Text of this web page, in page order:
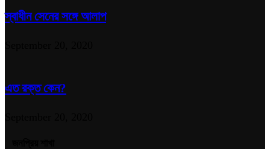
স্বাধীন সেনের সঙ্গে আলাপ
এত রক্ত কেন?